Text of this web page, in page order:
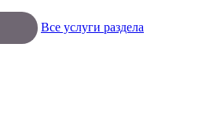
Все услуги раздела